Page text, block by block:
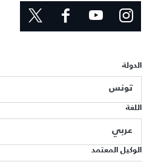
الدولة
تونس
اللغة
عربي
الوكيل المعتمد